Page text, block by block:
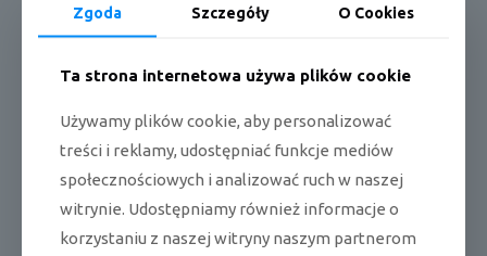
Filtr plazmowy
Lampa UV-C Tak
Czujnik wilgotności Tak
Funkcja I-Feel
Żaluzje prawo-lewo sterowane z
Tak
Zgoda Szczegóły O Cookies
Ta strona internetowa używa plików cookie
Używamy plików cookie, aby personalizować
treści i reklamy, udostępniać funkcje mediów
społecznościowych i analizować ruch w naszej
witrynie. Udostępniamy również informacje o
korzystaniu z naszej witryny naszym partnerom